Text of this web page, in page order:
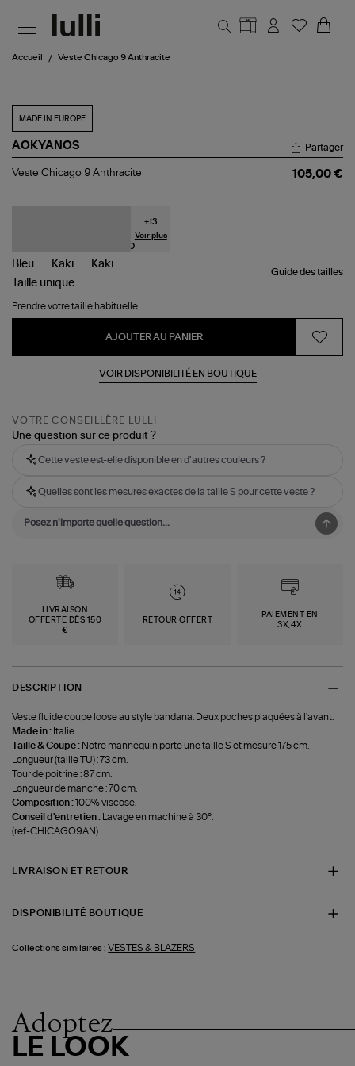
Accueil Veste Chicago 9 Anthracite
MADE IN EUROPE
AOKYANOS
Veste
Partager
Veste Chicago 9 Anthracite 105,00 €
+13
Voir plus
Guide des tailles
Taille unique
Prendre votre taille habituelle.
AJOUTER AU PANIER
VOIR DISPONIBILITÉ EN BOUTIQUE
VOTRE CONSEILLÈRE LULLI
Une question sur ce produit ?
Cette veste est-elle disponible en d'autres couleurs ?
Quelles sont les mesures exactes de la taille S pour cette veste ?
LIVRAISON
OFFERTE DÈS 150
€
RETOUR OFFERT
PAIEMENT EN
3X,4X
DESCRIPTION
Veste fluide coupe loose au style bandana. Deux poches plaquées à l'avant.
Made in : Italie.
Taille & Coupe : Notre mannequin porte une taille S et mesure 175 cm.
Longueur (taille TU) : 73 cm.
Tour de poitrine : 87 cm.
Longueur de manche : 70 cm.
Composition :100% viscose.
Conseil d'entretien :
Lavage en machine à 30°.
(ref-CHICAGO9AN)
LIVRAISON ET RETOUR
DISPONIBILITÉ BOUTIQUE
Collections similaires : VESTES & BLAZERS
Adoptez
LE LOOK